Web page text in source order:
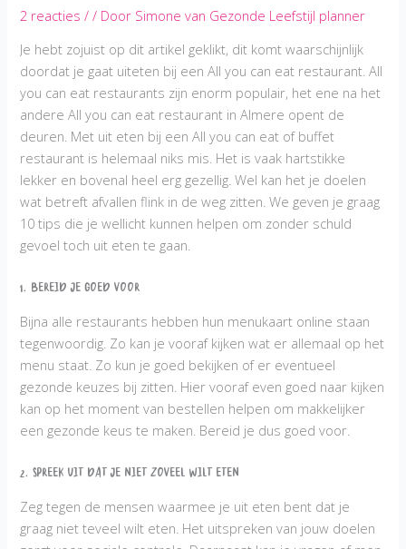
2 reacties // Door Simone van Gezonde Leefstijl planner
Je hebt zojuist op dit artikel geklikt, dit komt waarschijnlijk
doordat je gaat uiteten bij een All you can eat restaurant. All
you can eat restaurants zijn enorm populair, het ene na het
andere All you can eat restaurant in Almere opent de
deuren. Met uit eten bij een All you can eat of buffet
restaurant is helemaal niks mis. Het is vaak hartstikke
lekker en bovenal heel erg gezellig. Wel kan het je doelen
wat betreft afvallen flink in de weg zitten. We geven je graag
10 tips die je wellicht kunnen helpen om zonder schuld
gevoel toch uit eten te gaan.
1. Bereid je goed voor
Bijna alle restaurants hebben hun menukaart online staan
tegenwoordig. Zo kan je vooraf kijken wat er allemaal op het
menu staat. Zo kun je goed bekijken of er eventueel
gezonde keuzes bij zitten. Hier vooraf even goed naar kijken
kan op het moment van bestellen helpen om makkelijker
een gezonde keus te maken. Bereid je dus goed voor.
2. Spreek uit dat je niet zoveel wilt eten
Zeg tegen de mensen waarmee je uit eten bent dat je
graag niet teveel wilt eten. Het uitspreken van jouw doelen